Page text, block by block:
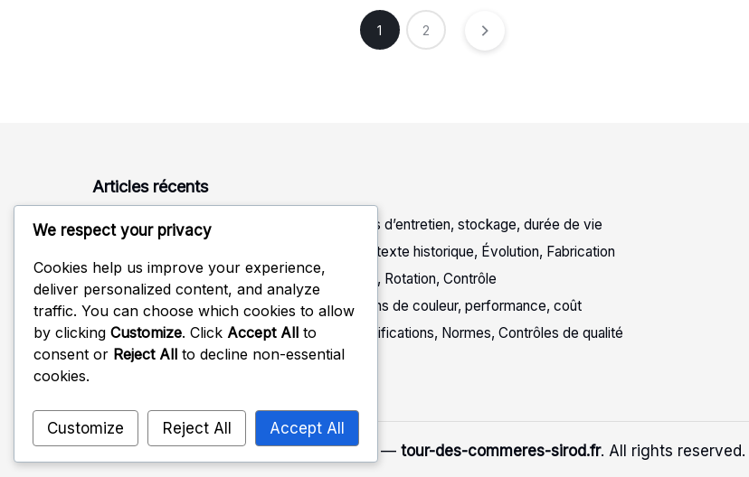
1 2
Articles récents
Balles de tennis de table en celluloïd : conseils d’entretien, stockage, durée de vie
Balles de tennis de table d’entraînement : Contexte historique, Évolution, Fabrication
Balles de tennis de table en celluloïd : Vitesse, Rotation, Contrôle
Balles de tennis de table en celluloïd : variations de couleur, performance, coût
Balles de tennis de table d’entraînement : Certifications, Normes, Contrôles de qualité
Copyright 2026 — tour-des-commeres-sirod.fr. All rights reserved.
We respect your privacy
Cookies help us improve your experience,
deliver personalized content, and analyze
traffic. You can choose which cookies to allow
by clicking Customize. Click Accept All to
consent or Reject All to decline non-essential
cookies.
Customize Reject All Accept All